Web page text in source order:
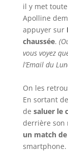
il y met
Apolline
appuyer sur
chaussée.
vous voyez
l’Email du
On les
En sortant
de saluer le
derrière son
un match